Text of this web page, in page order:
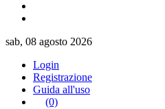
sab, 08 agosto 2026
Login
Registrazione
Guida all'uso
(0)